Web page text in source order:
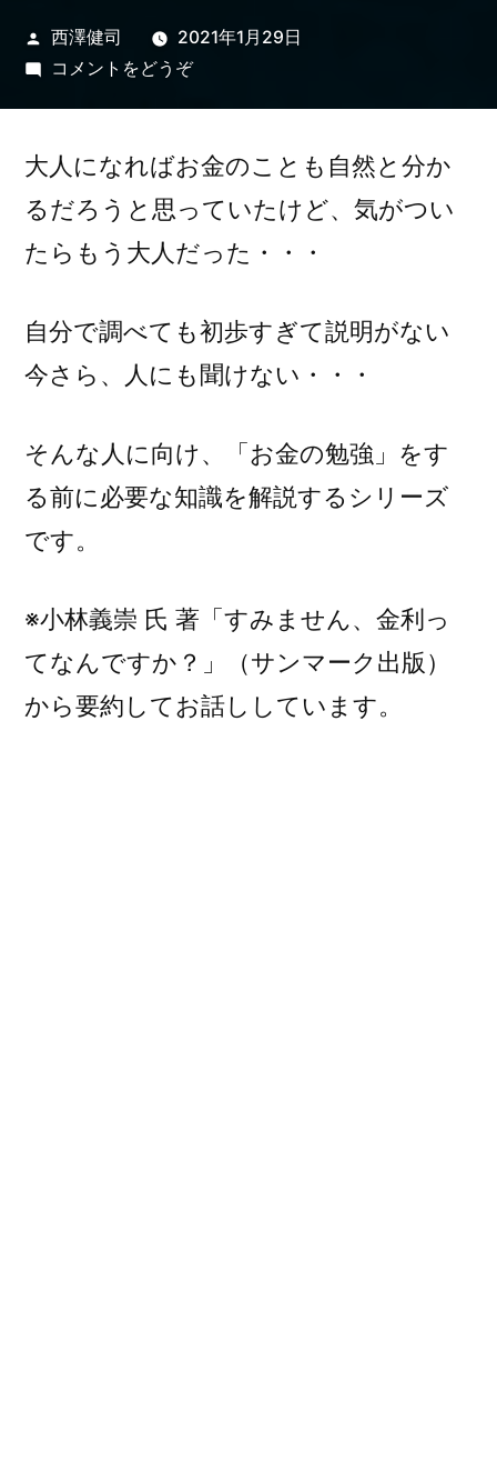
投
稿
西澤健司
2021年1月29日
コメントをどうぞ(「源
収」
て
な
大人になればお金のことも自然と分か
るだろうと思っていたけど、気がつい
たらもう大人だった・・・
自分で調べても初歩すぎて説明がない
今さら、人にも聞けない・・・
そんな人に向け、「お金の勉強」をす
る前に必要な知識を解説するシリーズ
です。
※小林義崇 氏 著「すみません、金利っ
てなんですか？」（サンマーク出版）
から要約してお話ししています。